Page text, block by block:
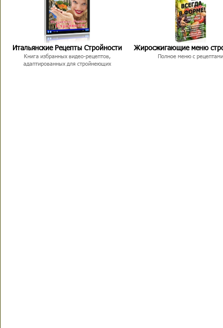
Итальянские Рецепты Стройности
Книга избранных видео-рецептов,
адаптированных для стройнеющих
Жиросжигающие меню
Полное меню с рецептами